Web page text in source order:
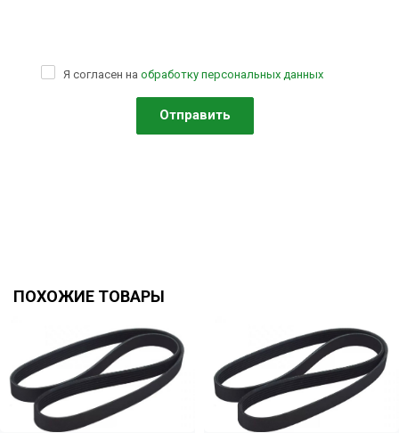
Я согласен на обработку персональных данных
ПОХОЖИЕ ТОВАРЫ